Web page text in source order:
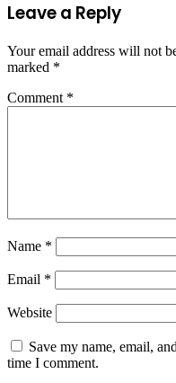
Leave a Reply
Your email address will not
marked *
Comment *
Name *
Email *
Website
Save my name, email,
time I comment.